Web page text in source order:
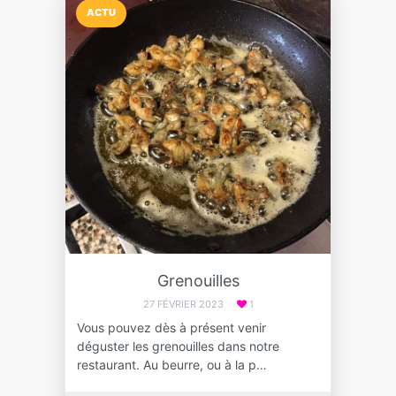
ACTU
Grenouilles
27 FÉVRIER 2023 1
Vous pouvez dès à présent venir
déguster les grenouilles dans notre
restaurant. Au beurre, ou à la p…